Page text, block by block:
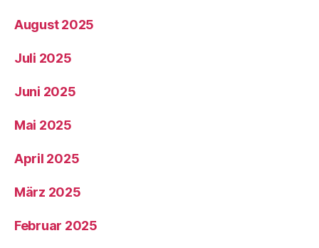
August 2025
Juli 2025
Juni 2025
Mai 2025
April 2025
März 2025
Februar 2025